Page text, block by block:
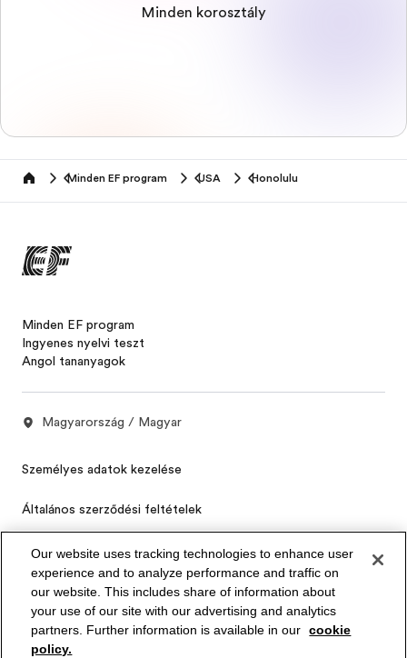
Minden korosztály
home Minden EF program USA Honolulu
Minden EF program
Ingyenes nyelvi teszt
Angol tananyagok
Magyarország / Magyar
Személyes adatok kezelése
Általános szerződési feltételek
Cookies
Privacy Settings
© Signum International AG 2026. Minden jog fenntartva.
Our website uses tracking technologies to enhance user
experience and to analyze performance and traffic on
our website. This includes share of information about
your use of our site with our advertising and analytics
partners. Further information is available in our cookie
policy.